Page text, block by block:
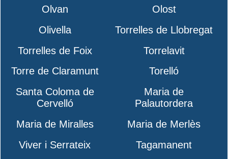
Olvan
Olost
Olivella
Torrelles de Llobregat
Torrelles de Foix
Torrelavit
Torre de Claramunt
Torelló
Santa Coloma de
Cervelló
Maria de
Palautordera
Maria de Miralles
Maria de Merlès
Viver i Serrateix
Tagamanent